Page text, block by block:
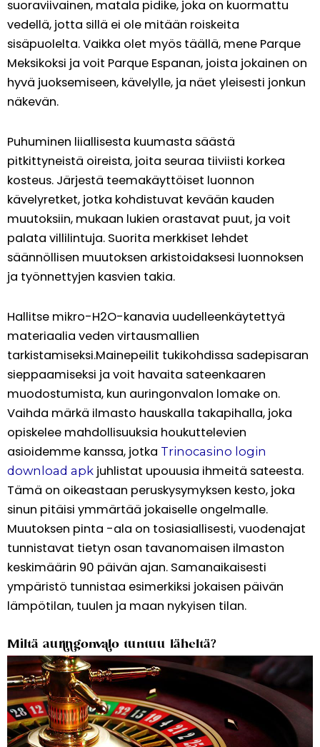
suoraviivainen, matala pidike, joka on kuormattu
vedellä, jotta sillä ei ole mitään roiskeita
sisäpuolelta. Vaikka olet myös täällä, mene Parque
Meksikoksi ja voit Parque Espanan, joista jokainen on
hyvä juoksemiseen, kävelylle, ja näet yleisesti jonkun
näkevän.
Puhuminen liiallisesta kuumasta säästä
pitkittyneistä oireista, joita seuraa tiiviisti korkea
kosteus. Järjestä teemakäyttöiset luonnon
kävelyretket, jotka kohdistuvat kevään kauden
muutoksiin, mukaan lukien orastavat puut, ja voit
palata villilintuja. Suorita merkkiset lehdet
säännöllisen muutoksen arkistoidaksesi luonnoksen
ja työnnettyjen kasvien takia.
Hallitse mikro-H2O-kanavia uudelleenkäytettyä
materiaalia veden virtausmallien
tarkistamiseksi.Mainepeilit tukikohdissa sadepisaran
sieppaamiseksi ja voit havaita sateenkaaren
muodostumista, kun auringonvalon lomake on.
Vaihda märkä ilmasto hauskalla takapihalla, joka
opiskelee mahdollisuuksia houkuttelevien
asioidemme kanssa, jotka Trinocasino login
download apk juhlistat upouusia ihmeitä sateesta.
Tämä on oikeastaan ​​peruskysymyksen kesto, joka
sinun pitäisi ymmärtää jokaiselle ongelmalle.
Muutoksen pinta -ala on tosiasiallisesti, vuodenajat
tunnistavat tietyn osan tavanomaisen ilmaston
keskimäärin 90 päivän ajan. Samanaikaisesti
ympäristö tunnistaa esimerkiksi jokaisen päivän
lämpötilan, tuulen ja maan nykyisen tilan.
Miltä auringonvalo tuntuu läheltä?